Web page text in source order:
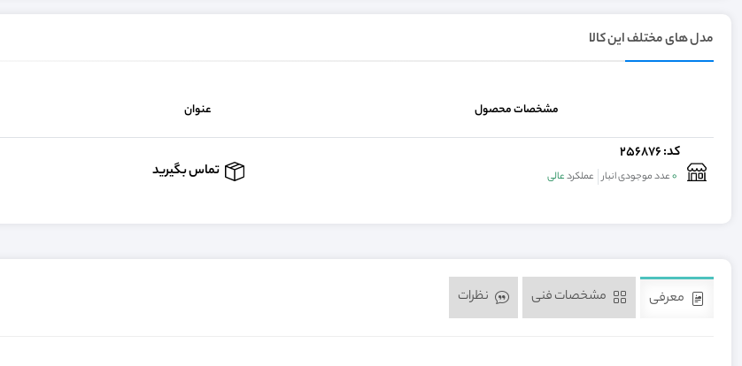
مدل های مختلف این کالا
مشخصات محصول عنوان
کد: 256876
0عدد موجودی انبار عملکردعالی تماس بگیرید
معرفی